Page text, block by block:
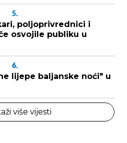
5.
poljoprivrednici i
osvojile publiku u
6.
lijepe baljanske noći" u
više vijesti